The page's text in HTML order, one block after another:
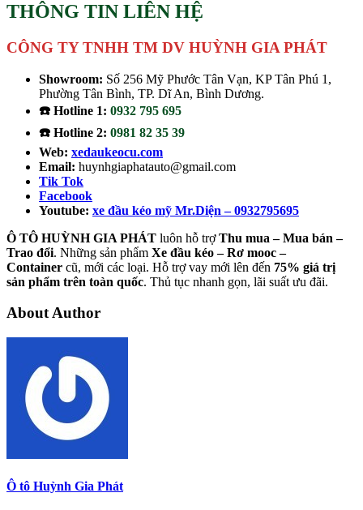
THÔNG TIN LIÊN HỆ
CÔNG TY TNHH TM DV HUỲNH GIA PHÁT
Showroom: Số 256 Mỹ Phước Tân Vạn, KP Tân Phú 1,
Phường Tân Bình, TP. Dĩ An, Bình Dương.
☎️ Hotline 1: 0932 795 695
☎️ Hotline 2: 0981 82 35 39
Web: xedaukeocu.com
Email: huynhgiaphatauto@gmail.com
Tik Tok
Facebook
Youtube: xe đầu kéo mỹ Mr.Diện – 0932795695
Ô TÔ HUỲNH GIA PHÁT luôn hỗ trợThu mua – Mua bán –
Trao đổi. Những sản phẩm Xe đầu kéo – Rơ mooc –
Container cũ, mới các loại. Hỗ trợ vay mới lên đến 75% giá trị
sản phẩm trên toàn quốc. Thủ tục nhanh gọn, lãi suất ưu đãi.
About Author
Ô tô Huỳnh Gia Phát